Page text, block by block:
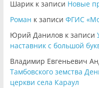
Шарикк записи Новые
Роман к записи ФГИС
Юрий Даниловк записи
наставник с большой
Владимир Евгеньевич
Тамбовского земства
церкви села Караул